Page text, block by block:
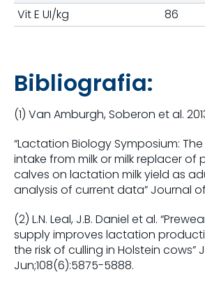
Vit E UI/kg
86
Bibliografia:
(1) Van Amburgh, Soberon et al.
“Lactation Biology Symposium:
intake from milk or milk replacer of
calves on lactation milk yield as
analysis of current data” Journal
(2) L.N. Leal, J.B. Daniel et al.
supply improves lactation
the risk of culling in Holstein cows”
Jun;108(6):5875-5888.